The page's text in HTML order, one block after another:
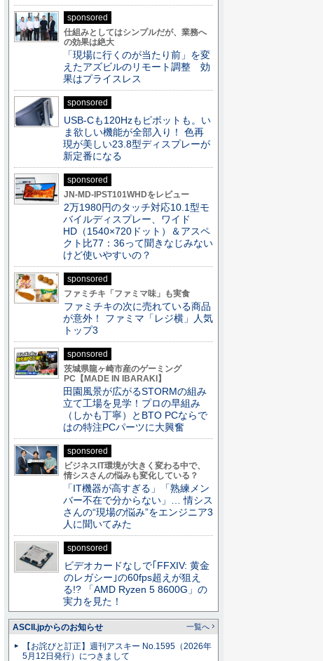
sponsored
仕組みとしてはシンプルだが、業務へ
の効果は絶大
「現場に行くのが当たり前」を変
えたアズビルのリモート調整 効
果はプライスレス
sponsored
USB-Cも120Hzもピボットも。い
ま欲しい機能が全部入り！ 色再
現が美しい23.8型ディスプレーが
新定番になる
sponsored
JN-MD-IPST101WHDをレビュー
2万1980円のタッチ対応10.1型モ
バイルディスプレー、ワイド
HD（1540×720ドット）＆アスペ
クト比77：36って聞きなじみない
けど使いやすいの？
sponsored
ファミチキ「ファミマ味」も実食
ファミチキの次に売れている商品
が意外！ ファミマ「レジ横」人気
トップ3
sponsored
茨城県龍ヶ崎市産のゲーミング
PC【MADE IN IBARAKI】
田園風景が広がるSTORMの組み
立て工場を見学！プロの早組み
（しかも丁寧）とBTO PCならで
はの特注PCパーツに大興奮
sponsored
ビジネスIT環境が大きく変わる中で、
情シスさんの悩みも変化している？
「IT機器が高すぎる」「熟練メン
バー不在で分からない」… 情シス
さんの“現場の悩み”をエンジニア3
人に聞いてみた
sponsored
ビデオカードなしで｢FFXIV: 黄金
のレガシー｣の60fps超えが狙え
る!? 「AMD Ryzen 5 8600G」の
実力を見た！
ASCII.jpからのお知らせ 一覧へ
【お詫びと訂正】週刊アスキー No.1595（2026年
5月12日発行）につきまして